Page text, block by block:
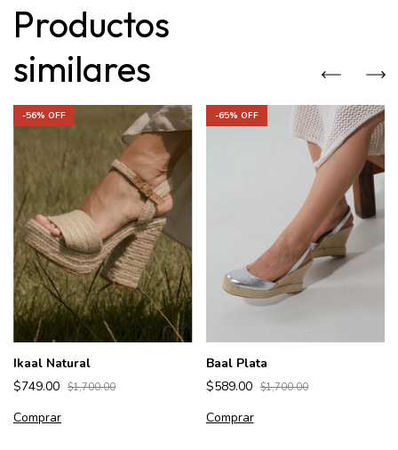
Productos
similares
-56% OFF
Ikaal Natural
$749.00 $1,700.00
Comprar
-65% OFF
Baal Plata
$589.00 $1,700.00
Comprar